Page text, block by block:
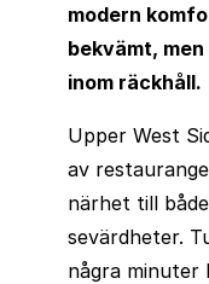
modern
bekvämt,
inom räckhåll.
Upper West
av
närhet till
sevärdheter.
några